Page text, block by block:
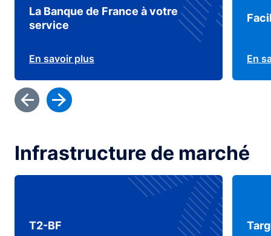
La Banque de France à votre
service
En savoir plus En
Infrastructure de marché
T2-BF